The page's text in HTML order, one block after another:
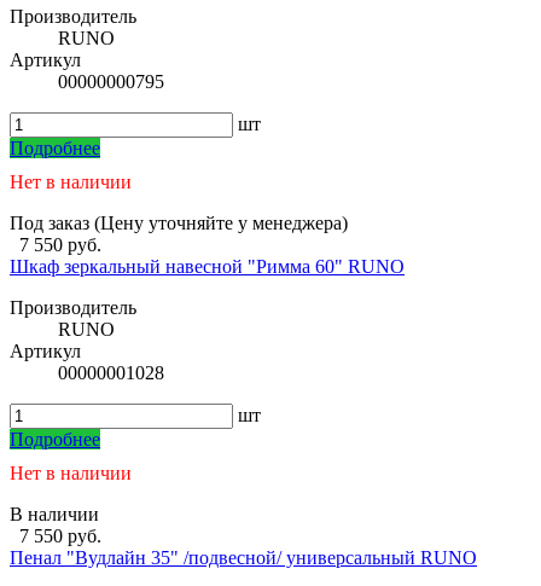
Производитель
RUNO
Артикул
00000000795
шт
Подробнее
Нет в наличии
Под заказ (Цену уточняйте у менеджера)
7 550 руб.
Шкаф зеркальный навесной "Римма 60" RUNO
Производитель
RUNO
Артикул
00000001028
шт
Подробнее
Нет в наличии
В наличии
7 550 руб.
Пенал "Вудлайн 35" /подвесной/ универсальный RUNO